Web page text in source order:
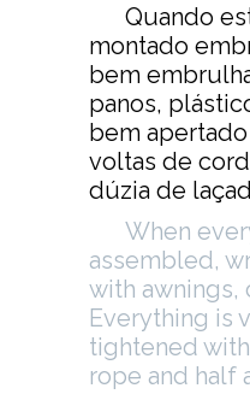
Quando
montado
bem
panos,
bem
voltas de
dúzia de
When
assembled,
with awnings,
Everything is
tightened
rope and half